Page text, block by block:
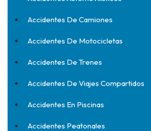
Accidentes De Camiones
Accidentes De Motocicletas
Accidentes De Trenes
Accidentes De Viajes Compartidos
Accidentes En Piscinas
Accidentes Peatonales